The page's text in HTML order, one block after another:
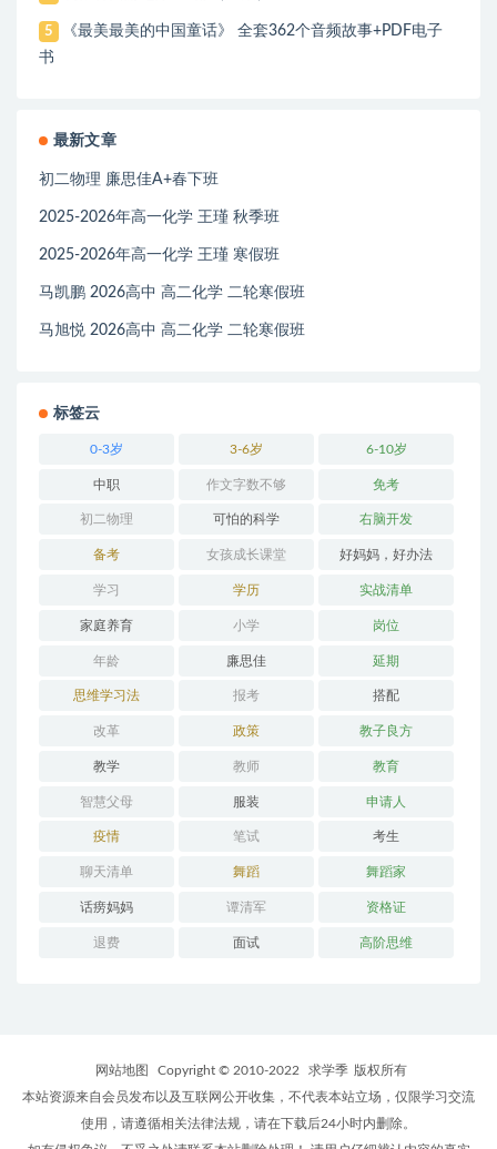
5
《最美最美的中国童话》 全套362个音频故事+PDF电子
书
最新文章
初二物理 廉思佳A+春下班
2025-2026年高一化学 王瑾 秋季班
2025-2026年高一化学 王瑾 寒假班
马凯鹏 2026高中 高二化学 二轮寒假班
马旭悦 2026高中 高二化学 二轮寒假班
标签云
0-3岁 3-6岁 6-10岁
中职 作文字数不够 免考
初二物理 可怕的科学 右脑开发
备考 女孩成长课堂 好妈妈，好办法
学习 学历 实战清单
家庭养育 小学 岗位
年龄 廉思佳 延期
思维学习法 报考 搭配
改革 政策 教子良方
教学 教师 教育
智慧父母 服装 申请人
疫情 笔试 考生
聊天清单 舞蹈 舞蹈家
话痨妈妈 谭清军 资格证
退费 面试 高阶思维
网站地图 Copyright © 2010-2022 求学季 版权所有
本站资源来自会员发布以及互联网公开收集，不代表本站立场，仅限学习交流
使用，请遵循相关法律法规，请在下载后24小时内删除。